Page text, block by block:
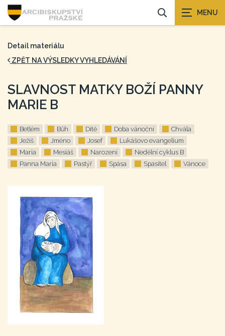
Detail materiálu
ZPĚT NA VÝSLEDKY VYHLEDÁVÁNÍ
SLAVNOST MATKY BOŽÍ PANNY
MARIE B
Betlém Bůh Dítě Doba vánoční
Chvála
Ježíš
Jméno Josef
Lukášovo evangelium
Maria
Mesiáš Narození
Nedělní cyklus B
Panna Maria
Pastýř Spása Spasitel Vánoce